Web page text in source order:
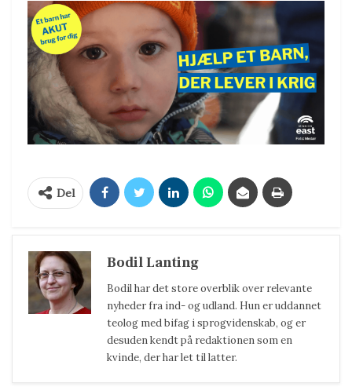
Del
Bodil Lanting
Bodil har det store overblik over relevante
nyheder fra ind- og udland. Hun er uddannet
teolog med bifag i sprogvidenskab, og er
desuden kendt på redaktionen som en
kvinde, der har let til latter.